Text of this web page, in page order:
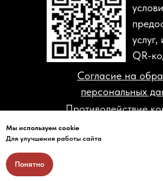
© 2004-2026
Согласие на
персональных
Противодействие
услуг,
QR-
Мы используем cookie
Для улучшения работы сайта
Понятно